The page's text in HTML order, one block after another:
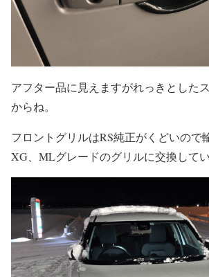
アフター品に見えますがれっきとした
からね。
フロントグリルはRS純正がくどいので
XG、MLグレードのグリルに交換してい